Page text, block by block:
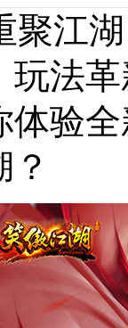
江湖
玩法
体验